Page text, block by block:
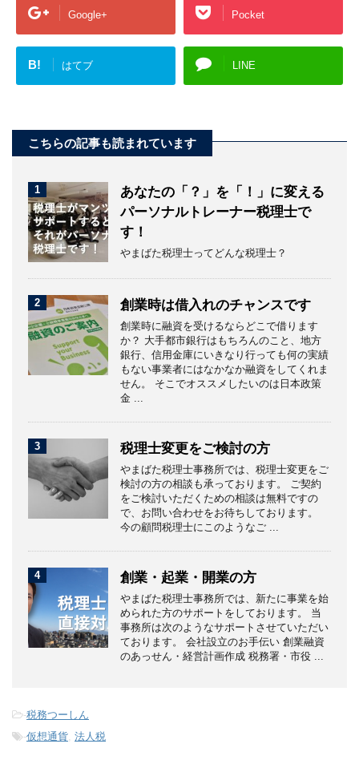
Google+ Pocket
B! はてブ LINE
こちらの記事も読まれています
1
あなたの「？」を「！」に変える
パーソナルトレーナー税理士で
す！
やまばた税理士ってどんな税理士？
2 創業時は借入れのチャンスです
創業時に融資を受けるならどこで借ります
か？ 大手都市銀行はもちろんのこと、地方
銀行、信用金庫にいきなり行っても何の実績
もない事業者にはなかなか融資をしてくれま
せん。 そこでオススメしたいのは日本政策
金 ...
3 税理士変更をご検討の方
やまばた税理士事務所では、税理士変更をご
検討の方の相談も承っております。 ご契約
をご検討いただくための相談は無料ですの
で、お問い合わせをお待ちしております。
今の顧問税理士にこのようなご ...
4 創業・起業・開業の方
やまばた税理士事務所では、新たに事業を始
められた方のサポートをしております。 当
事務所は次のようなサポートさせていただい
ております。 会社設立のお手伝い 創業融資
のあっせん・経営計画作成 税務署・市役 ...
-税務つーしん
-仮想通貨 法人税